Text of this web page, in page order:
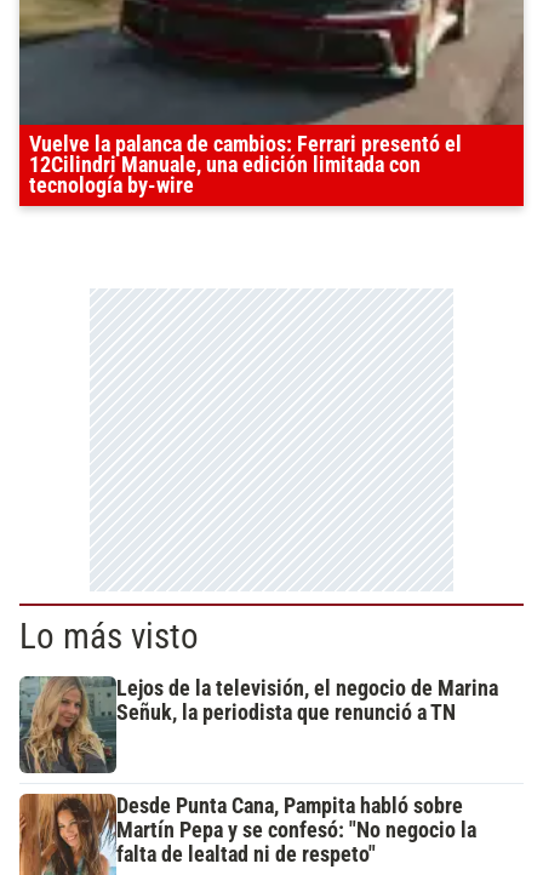
Vuelve la palanca de cambios: Ferrari presentó el
12Cilindri Manuale, una edición limitada con
tecnología by-wire
Lo más visto
Lejos de la televisión, el negocio de Marina
Señuk, la periodista que renunció a TN
Desde Punta Cana, Pampita habló sobre
Martín Pepa y se confesó: "No negocio la
falta de lealtad ni de respeto"